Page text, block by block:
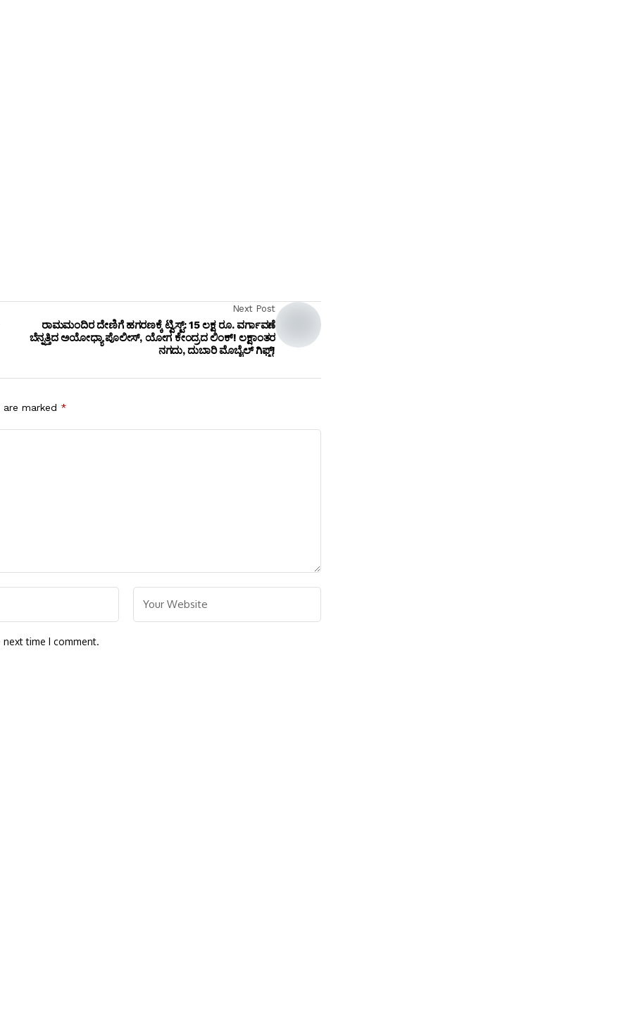
Next Post
ರಾಮಮಂದಿರ ದೇಣಿಗೆ ಹಗರಣಕ್ಕೆ ಟ್ವಿಸ್ಟ್: 15 ಲಕ್ಷ ರೂ. ವರ್ಗಾವಣೆ
ಬೆನ್ನತ್ತಿದ ಅಯೋಧ್ಯಾ ಪೊಲೀಸ್, ಯೋಗ ಕೇಂದ್ರದ ಲಿಂಕ್! ಲಕ್ಷಾಂತರ
ನಗದು, ದುಬಾರಿ ಮೊಬೈಲ್ ಗಿಫ್ಟ್!
are marked *
time I comment.